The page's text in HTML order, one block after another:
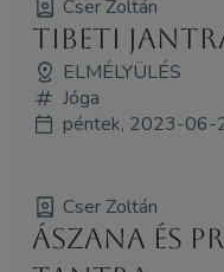
Cser Zoltán
Tibeti
ELMÉLYÜLÉS
Jóga
péntek, 2023-06-
Cser Zoltán
Ászana és